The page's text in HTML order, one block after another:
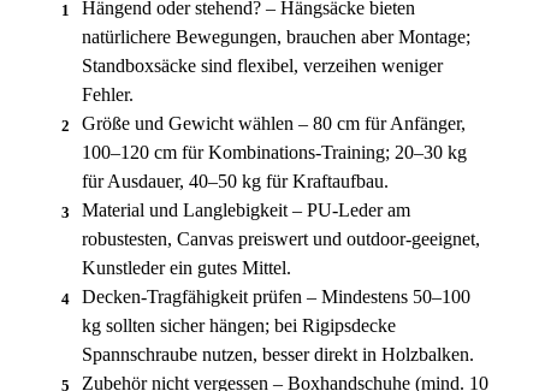
1
Hängend oder stehend? – Hängsäcke bieten
natürlichere Bewegungen, brauchen aber Montage;
Standboxsäcke sind flexibel, verzeihen weniger
Fehler.
2
Größe und Gewicht wählen – 80 cm für Anfänger,
100–120 cm für Kombinations-Training; 20–30 kg
für Ausdauer, 40–50 kg für Kraftaufbau.
3
Material und Langlebigkeit – PU-Leder am
robustesten, Canvas preiswert und outdoor-geeignet,
Kunstleder ein gutes Mittel.
4
Decken-Tragfähigkeit prüfen – Mindestens 50–100
kg sollten sicher hängen; bei Rigipsdecke
Spannschraube nutzen, besser direkt in Holzbalken.
5
Zubehör nicht vergessen – Boxhandschuhe (mind. 10